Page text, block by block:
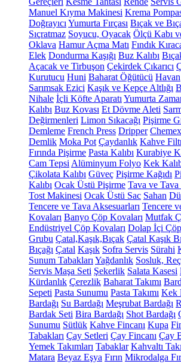
Manuel Kıyma Makinesi Krema
Doğrayıcı Yumurta Fırçası Bıçak ve
Sıçratmaz Soyucu, Oyacak Ölçü Kabı
Oklava Hamur Açma Matı Fındık
Elek Dondurma Kaşığı Buz Kalıbı
Açacak ve Tirbuşon Çekirdek Çıkarıcı
Kurutucu Huni Baharat Öğütücü Havan
Sarımsak Ezici Kaşık ve Kepçe Altlığı
Nihale İçli Köfte Aparatı Yumurta
Kalıbı Buz Kovası Et Dövme Aleti
Değirmenleri Limon Sıkacağı Pişirme
Demleme French Press Dripper Chemex
Demlik Moka Pot Çaydanlık Kahve
Fırında Pişirme Pasta Kalıbı Kurabiye
Cam Tepsi Alüminyum Folyo Kek
Çikolata Kalıbı Güveç Pişirme Kağıdı
Kalıbı Ocak Üstü Pişirme Tava ve Tava
Tost Makinesi Ocak Üstü Sac Sahan
Tencere ve Tava Aksesuarları Tencere
Kovaları Banyo Çöp Kovaları Mutfak
Endüstriyel Çöp Kovaları Dolap İçi
Grubu Çatal,Kaşık,Bıçak Çatal Kaşık
Bıçağı Çatal Kaşık Sofra Servis Sürahi
Sunum Tabakları Yağdanlık Sosluk,
Servis Maşa Seti Şekerlik Salata Kasesi
Kürdanlık Çerezlik Baharat Takımı
Sepeti Pasta Sunumu Pasta Takımı Kek
Bardağı Su Bardağı Meşrubat Bardağı
Bardak Seti Bira Bardağı Shot Bardağı
Sunumu Sütlük Kahve Fincanı Kupa
Tabakları Çay Setleri Çay Fincanı Çay
Yemek Takımları Tabaklar Kahvaltı
Matara Beyaz Eşya Fırın Mikrodalga